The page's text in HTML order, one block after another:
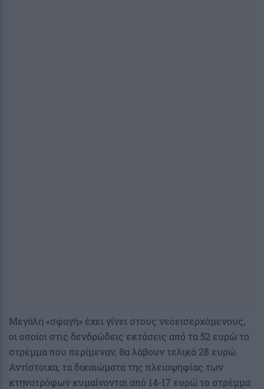
Μεγάλη «σφαγή» έχει γίνει στους νεοεισερχόμενους,
οι οποίοι στις δενδρώδεις εκτάσεις από τα 52 ευρώ το
στρέμμα που περίμεναν, θα λάβουν τελικά 28 ευρώ.
Αντίστοιχα, τα δικαιώματα της πλειοψηφίας των
κτηνοτρόφων κυμαίνονται από 14-17 ευρώ το στρέμμα